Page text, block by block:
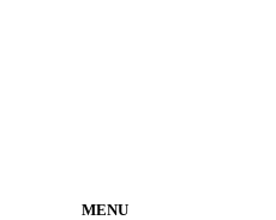
MENU